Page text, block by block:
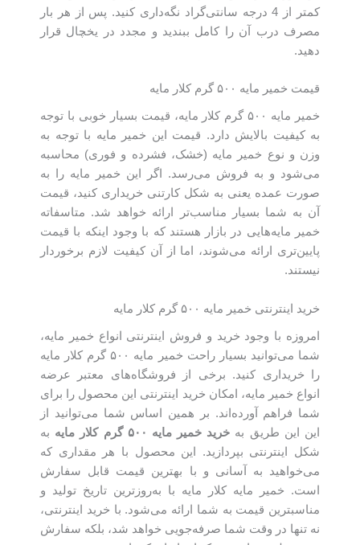
کمتر از 4 درجه سانتی‌گراد نگه‌داری کنید. پس از هر بار
مصرف درب آن را کامل ببندید و مجدد در یخچال قرار
دهید.
قیمت خمیر مایه ۵۰۰ گرم کلار مایه
خمیر مایه ۵۰۰ گرم کلار مایه، قیمت بسیار خوبی با توجه
به کیفیت بالایش دارد. قیمت این خمیر مایه با توجه به
وزن و نوع خمیر مایه (خشک، فشرده و فوری) محاسبه
می‌شود و به فروش می‌رسد. اگر این خمیر مایه را به
صورت عمده یعنی به شکل کارتنی خریداری کنید، قیمت
آن به شما بسیار مناسب‌تر‌ ارائه خواهد شد. متاسفاته
خمیر مایه‌‌هایی در بازار هستند که با وجود اینکه با قیمت‌
پایین‌‌تری ارائه می‌شوند، اما از آن کیفیت لازم برخوردار
نیستند.
خرید اینترنتی خمیر مایه ۵۰۰ گرم کلار مایه
امروزه با وجود خرید و فروش اینترنتی انواع خمیر مایه،
شما می‌توانید بسیار راحت خمیر مایه ۵۰۰ گرم کلار مایه
را خریداری کنید. برخی از فروشگاه‌های معتبر عرضه
انواع خمیر مایه، امکان خرید اینترنتی این محصول را برای
شما فراهم آورده‌اند. بر همین اساس شما می‌توانید از
این این طریق به خرید خمیر مایه ۵۰۰ گرم کلار ما یه به
شکل اینترنتی بپردازید. این محصول با هر مقداری که
می‌خواهید به آسانی و با بهترین قیمت قابل سفارش
است. خمیر مایه کلار مایه با به‌روزترین تاریخ تولید و
مناسبترین قیمت به شما ارائه می‌شود. با خرید اینترنتی،
نه تنها در وقت شما صرفه‌جویی خواهد شد، بلکه سفارش